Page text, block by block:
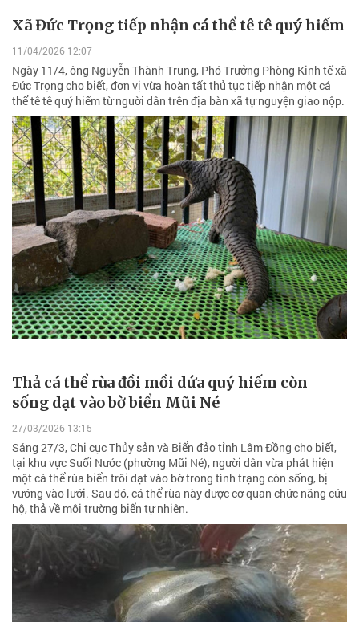
Xã Đức Trọng tiếp nhận cá thể tê tê quý hiếm
11/04/2026 12:07
Ngày 11/4, ông Nguyễn Thành Trung, Phó Trưởng Phòng Kinh tế xã
Đức Trọng cho biết, đơn vị vừa hoàn tất thủ tục tiếp nhận một cá
thể tê tê quý hiếm từ người dân trên địa bàn xã tự nguyện giao nộp.
Thả cá thể rùa đồi mồi dứa quý hiếm còn
sống dạt vào bờ biển Mũi Né
27/03/2026 13:15
Sáng 27/3, Chi cục Thủy sản và Biển đảo tỉnh Lâm Đồng cho biết,
tại khu vực Suối Nước (phường Mũi Né), người dân vừa phát hiện
một cá thể rùa biển trôi dạt vào bờ trong tình trạng còn sống, bị
vướng vào lưới. Sau đó, cá thể rùa này được cơ quan chức năng cứu
hộ, thả về môi trường biển tự nhiên.